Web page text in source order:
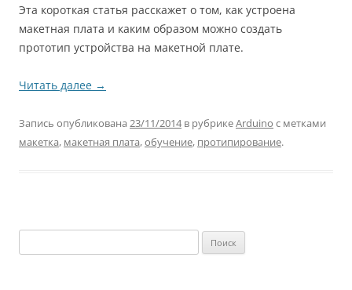
Эта короткая статья расскажет о том, как устроена
макетная плата и каким образом можно создать
прототип устройства на макетной плате.
Читать далее →
Запись опубликована 23/11/2014в рубрикеArduino с метками
макетка, макетная плата,обучение, протипирование.